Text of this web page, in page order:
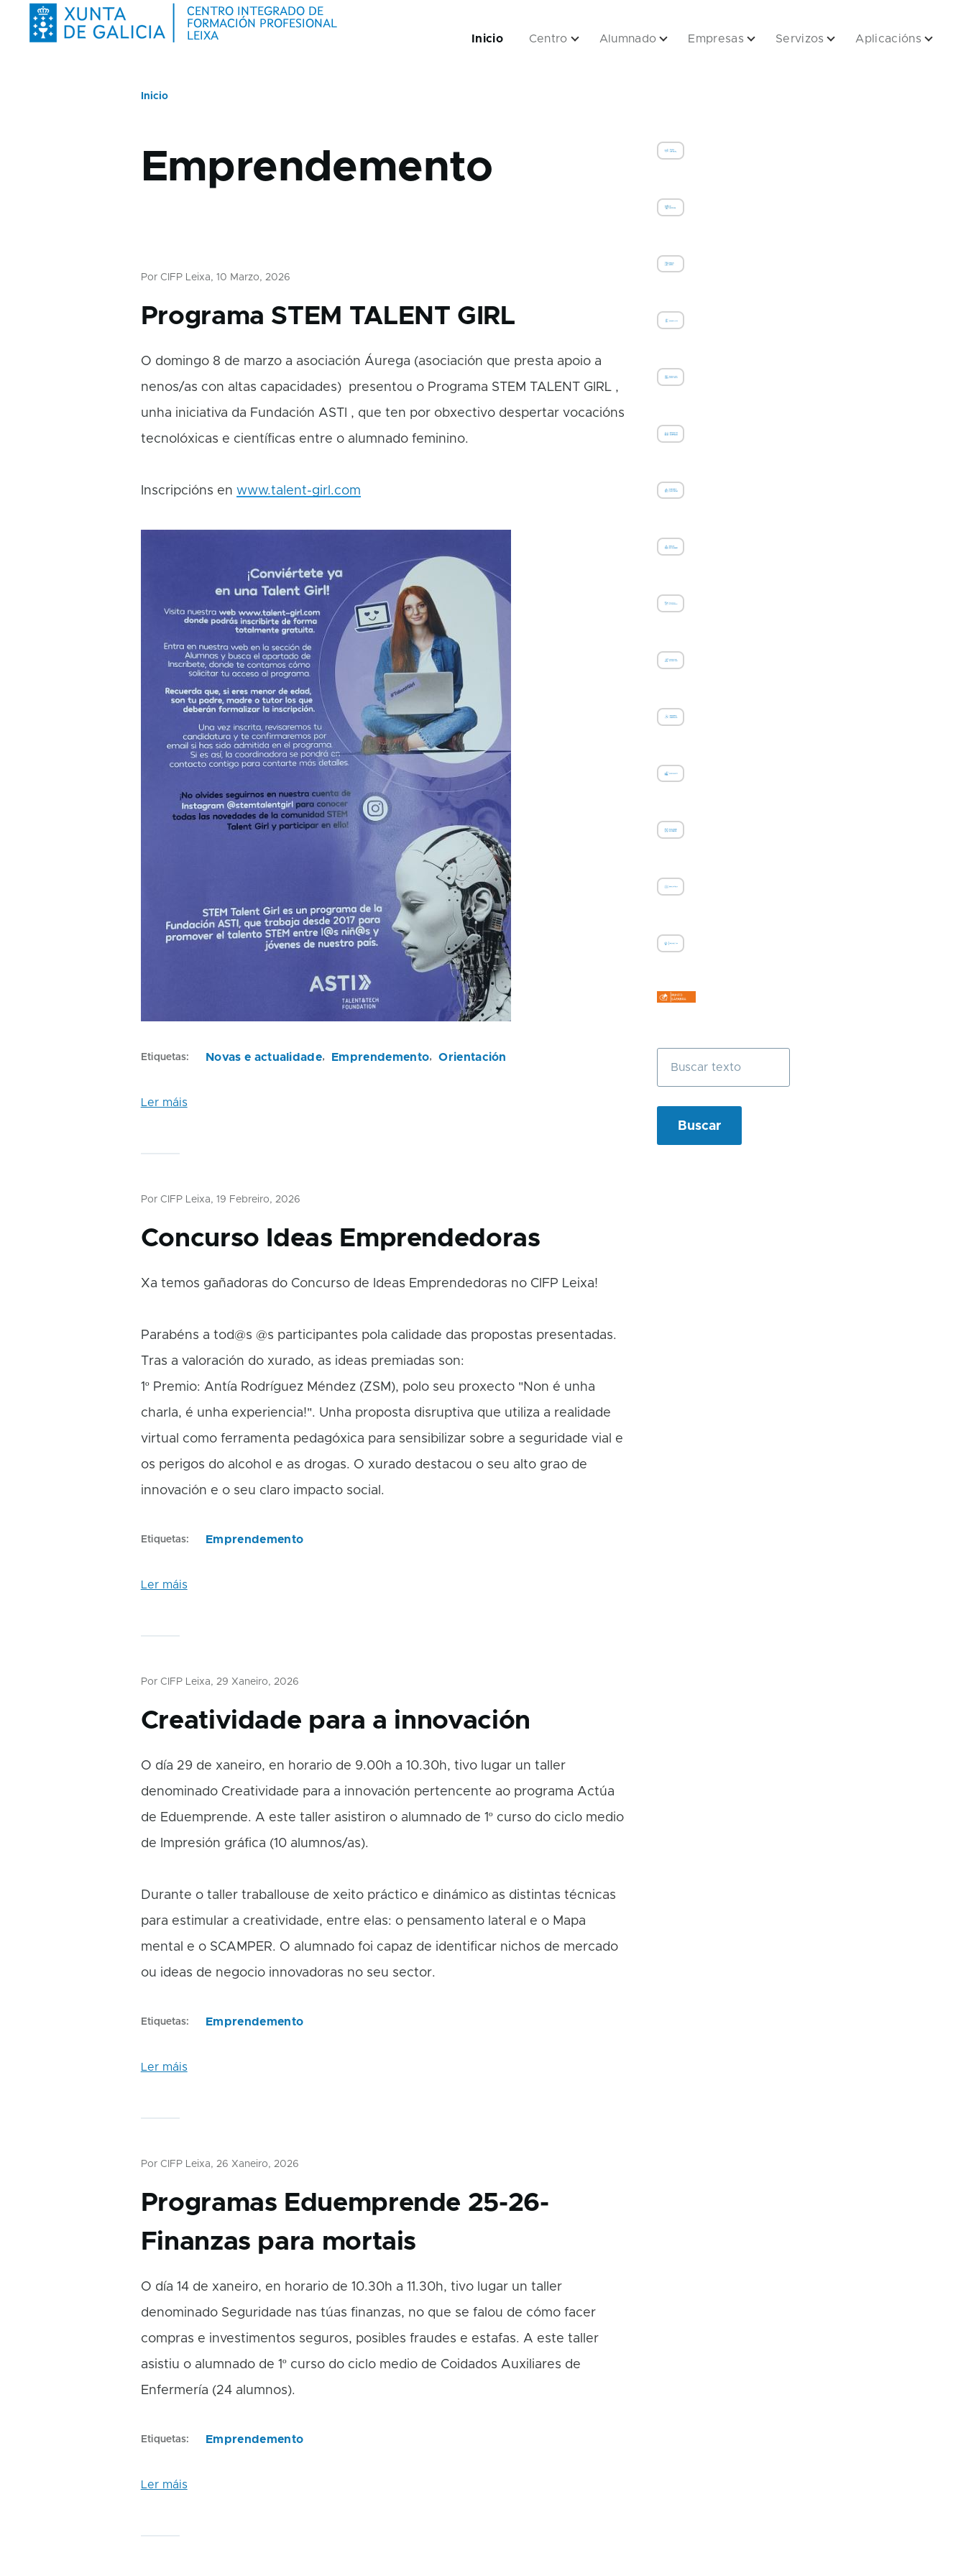
Ir o contido principal
Inicio
Centro
Centro sub-navigation Alumnado Empresas Servizos
Servizos sub-navigation Aplicacións
Aplicacións sub-navigation
de
Inicio
Emprendemento
Por CIFP Leixa, 10 Marzo, 2026
Programa STEM TALENT GIRL
O domingo 8 de marzo a asociación Áurega (asociación que presta apoio a
nenos/as con altas capacidades) presentou o Programa STEM TALENT GIRL ,
unha iniciativa da Fundación ASTI , que ten por obxectivo despertar vocacións
tecnolóxicas e científicas entre o alumnado feminino.
Inscripcións en www.talent-girl.com
Etiquetas Novas e actualidade Emprendemento Orientación
Ler máis
Por CIFP Leixa, 19 Febreiro, 2026
Concurso Ideas Emprendedoras
Xa temos gañadoras do Concurso de Ideas Emprendedoras no CIFP Leixa!
Parabéns a tod@s @s participantes pola calidade das propostas presentadas.
Tras a valoración do xurado, as ideas premiadas son:
1º Premio: Antía Rodríguez Méndez (ZSM), polo seu proxecto "Non é unha
charla, é unha experiencia!". Unha proposta disruptiva que utiliza a realidade
virtual como ferramenta pedagóxica para sensibilizar sobre a seguridade vial e
os perigos do alcohol e as drogas. O xurado destacou o seu alto grao de
innovación e o seu claro impacto social.
Etiquetas Emprendemento
Ler máis
Por CIFP Leixa, 29 Xaneiro, 2026
Creatividade para a innovación
O día 29 de xaneiro, en horario de 9.00h a 10.30h, tivo lugar un taller
denominado Creatividade para a innovación pertencente ao programa Actúa
de Eduemprende. A este taller asistiron o alumnado de 1º curso do ciclo medio
de Impresión gráfica (10 alumnos/as).
Durante o taller traballouse de xeito práctico e dinámico as distintas técnicas
para estimular a creatividade, entre elas: o pensamento lateral e o Mapa
mental e o SCAMPER. O alumnado foi capaz de identificar nichos de mercado
ou ideas de negocio innovadoras no seu sector.
Etiquetas Emprendemento
Ler máis
Por CIFP Leixa, 26 Xaneiro, 2026
Programas Eduemprende 25-26-
Finanzas para mortais
O día 14 de xaneiro, en horario de 10.30h a 11.30h, tivo lugar un taller
denominado Seguridade nas túas finanzas, no que se falou de cómo facer
compras e investimentos seguros, posibles fraudes e estafas. A este taller
asistiu o alumnado de 1º curso do ciclo medio de Coidados Auxiliares de
Enfermería (24 alumnos).
Etiquetas Emprendemento
Ler máis
Buscar